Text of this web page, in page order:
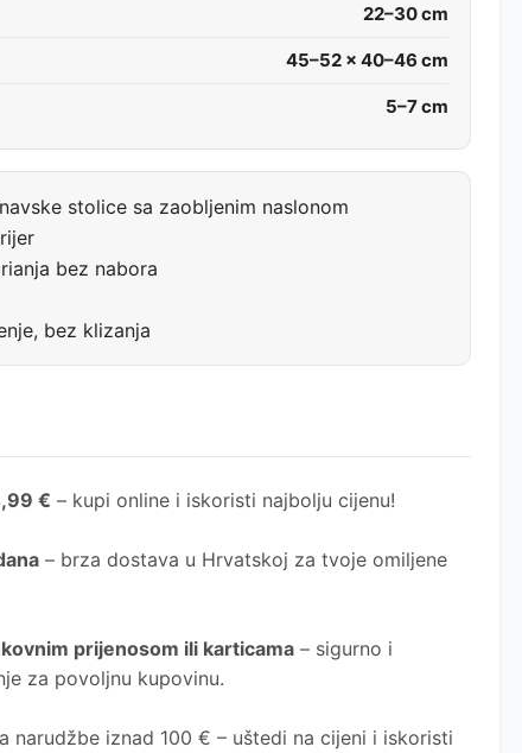
22–30 cm
45–52 × 40–46 cm
5–7 cm
stolice sa zaobljenim naslonom
bez nabora
bez klizanja
€ – kupi online i iskoristi najbolju cijenu!
– brza dostava u Hrvatskoj za tvoje omiljene
prijenosom ili karticama – sigurno i
za povoljnu kupovinu.
narudžbe iznad 100 € – uštedi na cijeni i iskoristi